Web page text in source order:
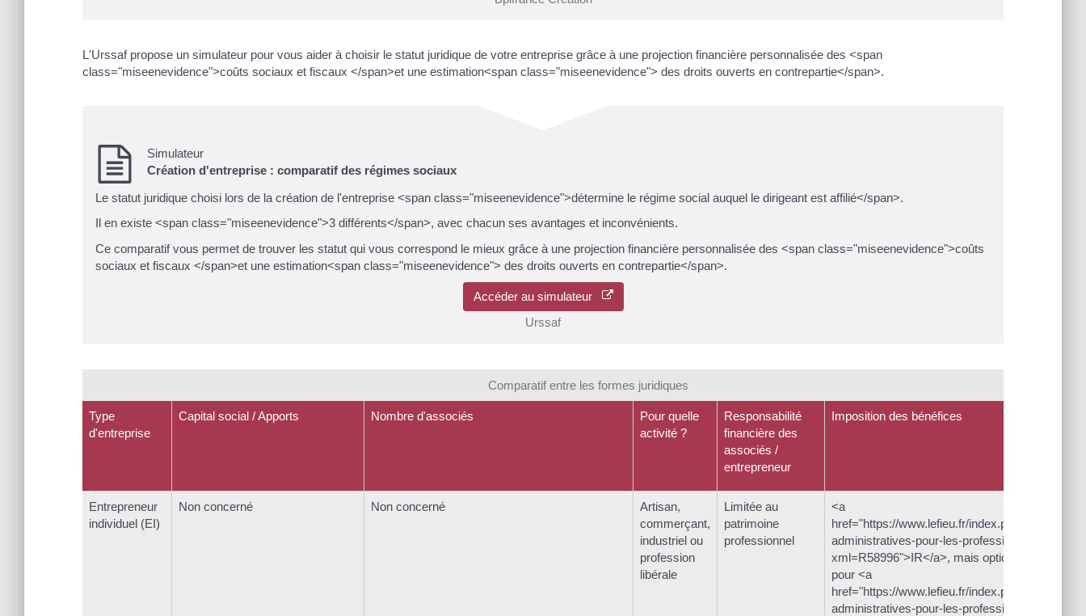
L'Urssaf propose un simulateur pour vous aider à choisir le statut juridique de votre entreprise grâce à une projection financière personnalisée des <span
class="miseenevidence">coûts sociaux et fiscaux </span>et une estimation<span class="miseenevidence"> des droits ouverts en contrepartie</span>.
Simulateur
Création d'entreprise : comparatif des régimes sociaux
Le statut juridique choisi lors de la création de l'entreprise <span class="miseenevidence">détermine le régime social auquel le dirigeant est affilié</span>.
Il en existe <span class="miseenevidence">3 différents</span>, avec chacun ses avantages et inconvénients.
Ce comparatif vous permet de trouver les statut qui vous correspond le mieux grâce à une projection financière personnalisée des <span class="miseenevidence">coûts
sociaux et fiscaux </span>et une estimation<span class="miseenevidence"> des droits ouverts en contrepartie</span>.
Accéder au simulateur
Urssaf
Comparatif entre les formes juridiques
Type
d'entreprise
Capital social / Apports Nombre d'associés
Pour quelle
activité ?
Responsabilité
financière des
associés /
entrepreneur
Imposition des bénéfices
Entrepreneur
individuel (EI)
Non concerné Non concerné
Artisan,
commerçant,
industriel ou
profession
libérale
Limitée au
patrimoine
professionnel
<a
href="https://www.lefieu.fr/index.php/demarches-
administratives-pour-les-professionnels/?
xml=R58996">IR</a>, mais option possible
pour <a
href="https://www.lefieu.fr/index.php/demarches-
administratives-pour-les-professionnels/?